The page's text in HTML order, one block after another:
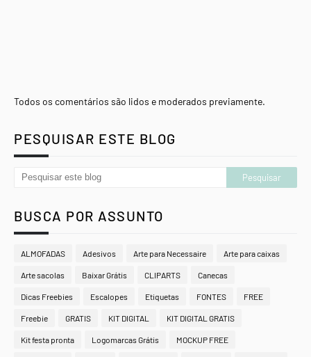
Todos os comentários são lidos e moderados previamente.
PESQUISAR ESTE BLOG
BUSCA POR ASSUNTO
ALMOFADAS Adesivos Arte para Necessaire Arte para caixas
Arte sacolas Baixar Grátis CLIPARTS Canecas
Dicas Freebies Escalopes Etiquetas FONTES FREE
Freebie GRATIS KIT DIGITAL KIT DIGITAL GRATIS
Kit festa pronta Logomarcas Grátis MOCKUP FREE